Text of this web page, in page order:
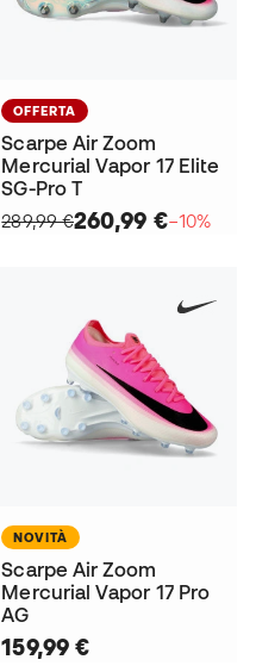
OFFERTA
Scarpe Air Zoom
Mercurial Vapor 17 Elite
SG-Pro T
289,99 €260,99 €−10%
NOVITÀ
Scarpe Air Zoom
Mercurial Vapor 17 Pro
AG
159,99 €